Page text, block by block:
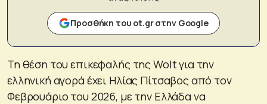
Προσθήκη του ot.gr στην Google
Τη θέση του επικεφαλής της Wolt για την
ελληνική αγορά έχει Ηλίας Πίτσαβος από τον
Φεβρουάριο του 2026, με την Ελλάδα να